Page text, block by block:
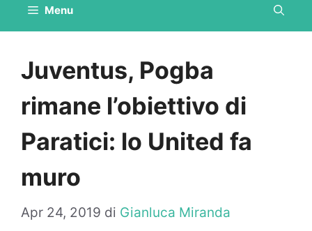
Menu
Juventus, Pogba
rimane l’obiettivo di
Paratici: lo United fa
muro
Apr 24, 2019 di Gianluca Miranda